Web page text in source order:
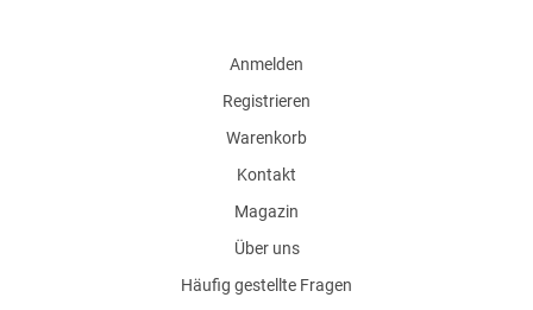
Anmelden
Registrieren
Warenkorb
Kontakt
Magazin
Über uns
Häufig gestellte Fragen